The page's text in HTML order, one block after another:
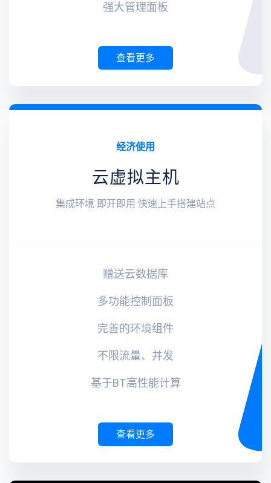
强大管理面板
查看更多
经济使用
云虚拟主机
集成环境 即开即用 快速上手搭建站点
赠送云数据库
多功能控制面板
完善的环境组件
不限流量、并发
基于BT高性能计算
查看更多